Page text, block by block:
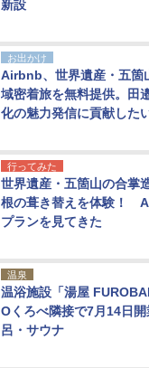
新設
お出かけ
Airbnb、世界遺産・五箇
域密着旅を無料提供。田
化の魅力発信に貢献した
行ってみた
世界遺産・五箇山の合掌
根の葺き替えを体験！
プランを見てきた
温泉
温浴施設「湯屋
Oくろべ隣接で7月14日
呂・サウナ